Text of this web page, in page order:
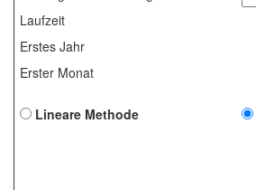
Laufzeit
Erstes Jahr
Erster Monat
Lineare Methode